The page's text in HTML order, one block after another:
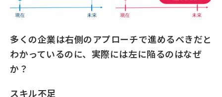
多くの企業は右側のアプローチで進めるべきだと
わかっているのに、実際には左に陥るのはなぜ
か？
スキル不足